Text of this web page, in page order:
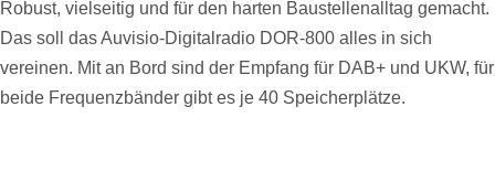
Robust, vielseitig und für den harten Baustellenalltag gemacht.
Das soll das Auvisio-Digitalradio DOR-800 alles in sich
vereinen. Mit an Bord sind der Empfang für DAB+ und UKW, für
beide Frequenzbänder gibt es je 40 Speicherplätze.